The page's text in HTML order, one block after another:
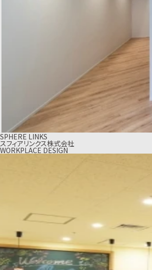
SPHERE LINKS
スフィアリンクス株式会社
WORKPLACE DESIGN